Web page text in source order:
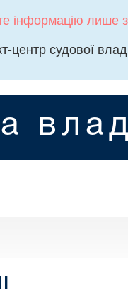
інформацію лише
центр судової